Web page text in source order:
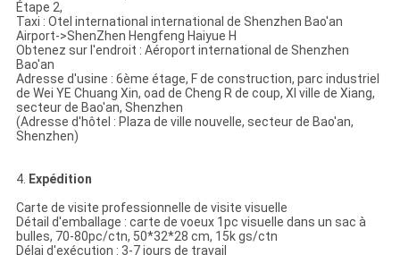
Étape 2,
Taxi : Otel international international de Shenzhen Bao'an
Airport->ShenZhen Hengfeng Haiyue H
Obtenez sur l'endroit : Aéroport international de Shenzhen
Bao'an
Adresse d'usine : 6ème étage, F de construction, parc industriel
de Wei YE Chuang Xin, oad de Cheng R de coup, XI ville de Xiang,
secteur de Bao'an, Shenzhen
(Adresse d'hôtel : Plaza de ville nouvelle, secteur de Bao'an,
Shenzhen)
4. Expédition
Carte de visite professionnelle de visite visuelle
Détail d'emballage : carte de voeux 1pc visuelle dans un sac à
bulles, 70-80pc/ctn, 50*32*28 cm, 15k gs/ctn
Délai d'exécution : 3-7 jours de travail